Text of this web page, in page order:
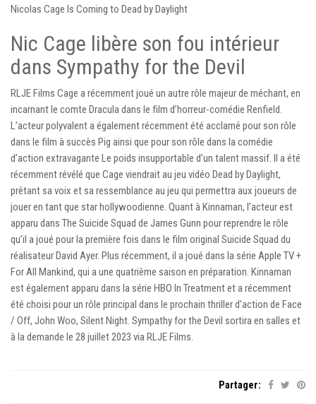
Nicolas Cage Is Coming to Dead by Daylight
Nic Cage libère son fou intérieur
dans Sympathy for the Devil
RLJE Films Cage a récemment joué un autre rôle majeur de méchant, en
incarnant le comte Dracula dans le film d’horreur-comédie Renfield.
L’acteur polyvalent a également récemment été acclamé pour son rôle
dans le film à succès Pig ainsi que pour son rôle dans la comédie
d’action extravagante Le poids insupportable d’un talent massif. Il a été
récemment révélé que Cage viendrait au jeu vidéo Dead by Daylight,
prêtant sa voix et sa ressemblance au jeu qui permettra aux joueurs de
jouer en tant que star hollywoodienne. Quant à Kinnaman, l’acteur est
apparu dans The Suicide Squad de James Gunn pour reprendre le rôle
qu’il a joué pour la première fois dans le film original Suicide Squad du
réalisateur David Ayer. Plus récemment, il a joué dans la série Apple TV +
For All Mankind, qui a une quatrième saison en préparation. Kinnaman
est également apparu dans la série HBO In Treatment et a récemment
été choisi pour un rôle principal dans le prochain thriller d’action de Face
/ Off, John Woo, Silent Night. Sympathy for the Devil sortira en salles et
à la demande le 28 juillet 2023 via RLJE Films.
Partager: